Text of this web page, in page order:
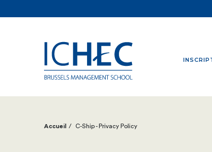
Fil
Accueil C-Ship - Privacy Policy